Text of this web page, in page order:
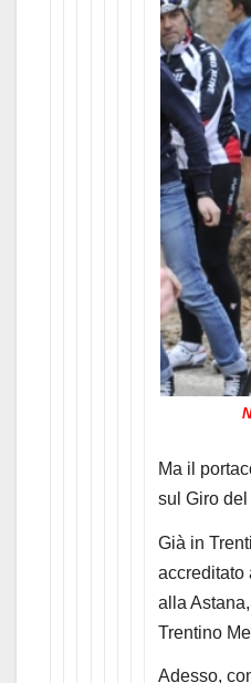
Ma il
sul Giro
Già in
accreditato
alla
Trentino
Adesso,